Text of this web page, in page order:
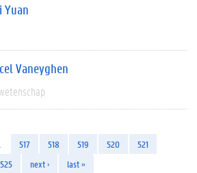
Yuan
Vaneyghen
517 518 519 520
521
525 next › last »